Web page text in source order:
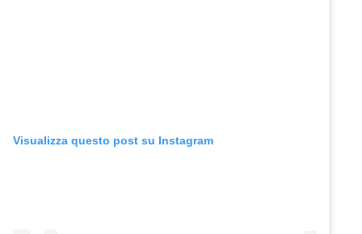
Visualizza questo post su Instagram